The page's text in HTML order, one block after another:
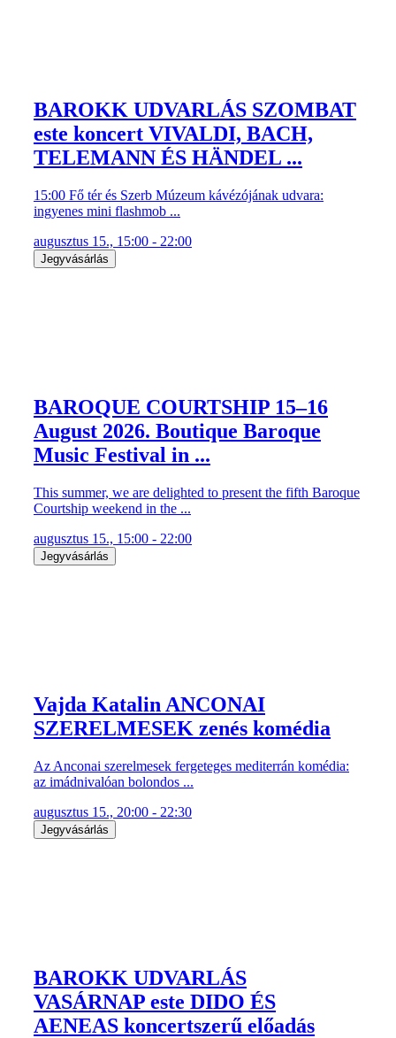
BAROKK UDVARLÁS SZOMBAT
este koncert VIVALDI, BACH,
TELEMANN ÉS HÄNDEL ...
15:00 Fő tér és Szerb Múzeum kávézójának udvara:
ingyenes mini flashmob ...
augusztus 15., 15:00 - 22:00
Jegyvásárlás
BAROQUE COURTSHIP 15–16
August 2026. Boutique Baroque
Music Festival in ...
This summer, we are delighted to present the fifth Baroque
Courtship weekend in the ...
augusztus 15., 15:00 - 22:00
Jegyvásárlás
Vajda Katalin ANCONAI
SZERELMESEK zenés komédia
Az Anconai szerelmesek fergeteges mediterrán komédia:
az imádnivalóan bolondos ...
augusztus 15., 20:00 - 22:30
Jegyvásárlás
BAROKK UDVARLÁS
VASÁRNAP este DIDO ÉS
AENEAS koncertszerű előadás